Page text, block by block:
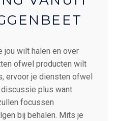
wilt halen en over
ofwel producten wilt
ervoor je diensten ofwel
plus want
focussen
bij behalen. Mits je